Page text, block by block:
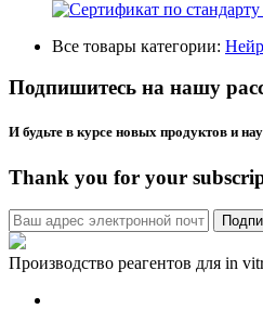
Все товары категории:
Подпишитесь на нашу
И будьте в курсе новых продуктов и
Thank you for your
Производство реагентов для in